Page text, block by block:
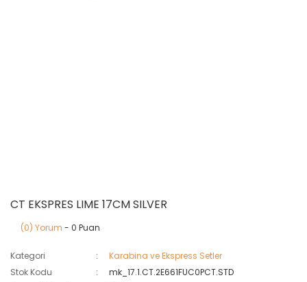
CT EKSPRES LIME 17CM SILVER
(0) Yorum - 0 Puan
Kategori
Karabina ve Ekspress Setler
Stok Kodu
mk_17.1.CT.2E661FUC0PCT.STD